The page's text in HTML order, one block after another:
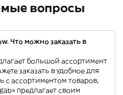
вопросы
Что можно заказать в
большой ассортимент
заказать в удобное для
с ассортиментом товаров,
предлагает своим